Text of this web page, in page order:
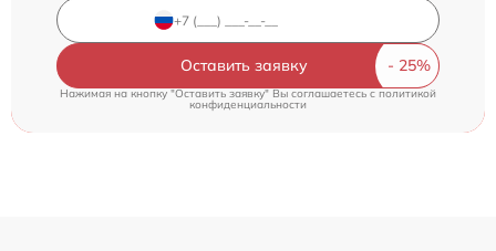
Оставить заявку
Нажимая на кнопку "Оставить заявку" Вы соглашаетесь c политикой
конфиденциальности